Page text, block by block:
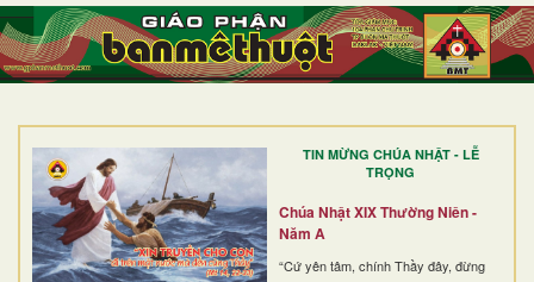
TIN MỪNG CHÚA NHẬT - LỄ
TRỌNG
Chúa Nhật XIX Thường Niên -
Năm A
“Cứ yên tâm, chính Thầy đây, đừng
TRANG NHẤT
GIỚI THIỆU
DÒNG TU
BAN MỤC VỤ
ĐOÀN THỂ CG